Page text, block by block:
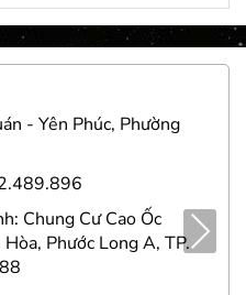
- Yên Phúc, Phường
Chung Cư Cao Ốc
Phước Long A, TP.
Nex
t